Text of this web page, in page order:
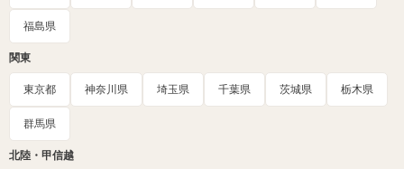
福島県
関東
東京都 神奈川県 埼玉県 千葉県 茨城県 栃木県
群馬県
北陸・甲信越